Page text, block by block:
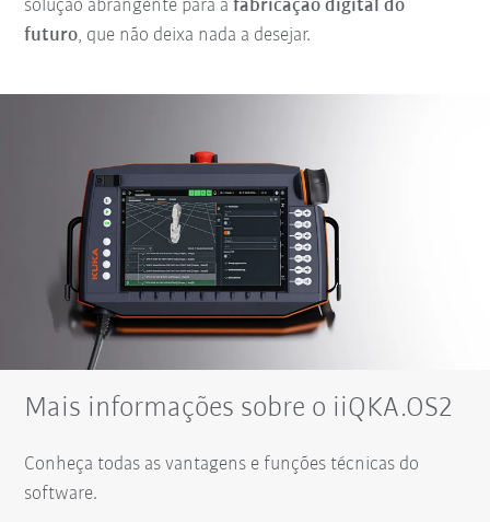
solução abrangente para afabricação digital do
futuro, que não deixa nada a desejar.
Mais informações sobre o iiQKA.OS2
Conheça todas as vantagens e funções técnicas do
software.